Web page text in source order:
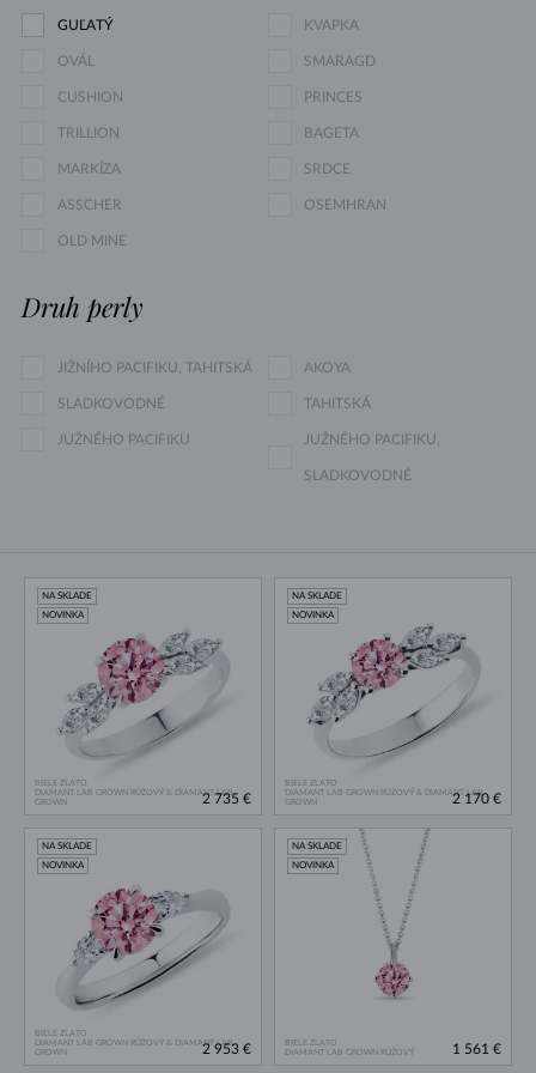
GUĽATÝ KVAPKA
OVÁL SMARAGD
CUSHION PRINCES
TRILLION BAGETA
MARKÍZA SRDCE
ASSCHER OSEMHRAN
OLD MINE
Druh perly
JIŽNÍHO PACIFIKU, TAHITSKÁ AKOYA
SLADKOVODNÉ TAHITSKÁ
JUŽNÉHO PACIFIKU JUŽNÉHO PACIFIKU,
SLADKOVODNÉ
BIELE ZLATO
DIAMANT LAB GROWN RŮŽOVÝ & DIAMANT LAB
GROWN
NA SKLADE
NOVINKA
2 735 €
BIELE ZLATO
DIAMANT LAB GROWN RŮŽOVÝ & DIAMANT LAB
GROWN
NA SKLADE
NOVINKA
2 170 €
BIELE ZLATO
DIAMANT LAB GROWN RŮŽOVÝ & DIAMANT LAB
GROWN
NA SKLADE
NOVINKA
2 953 €
BIELE ZLATO
DIAMANT LAB GROWN RŮŽOVÝ
NA SKLADE
NOVINKA
1 561 €